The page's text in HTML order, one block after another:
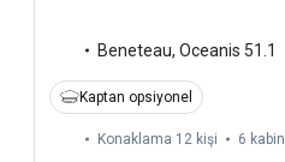
Beneteau, Oceanis 51.1
Kaptan opsiyonel
Konaklama 12 kişi 6 kabin